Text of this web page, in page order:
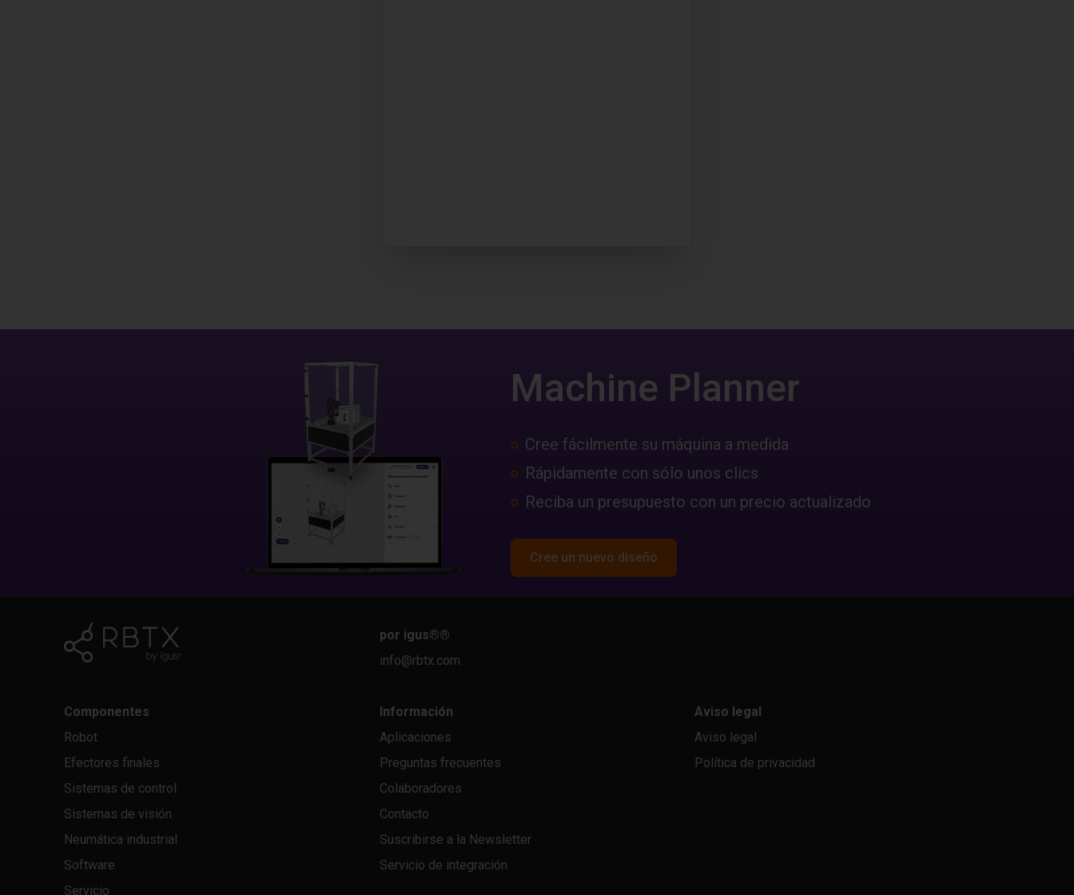
Machine Planner
Cree fácilmente su máquina a medida
Rápidamente con sólo unos clics
Reciba un presupuesto con un precio actualizado
Cree un nuevo diseño
por igus®®
info@rbtx.com
Componentes
Robot
Efectores finales
Sistemas de control
Sistemas de visión
Neumática industrial
Software
Servicio
Información
Aplicaciones
Preguntas frecuentes
Colaboradores
Contacto
Suscribirse a la Newsletter
Servicio de integración
Aviso legal
Aviso legal
Política de privacidad